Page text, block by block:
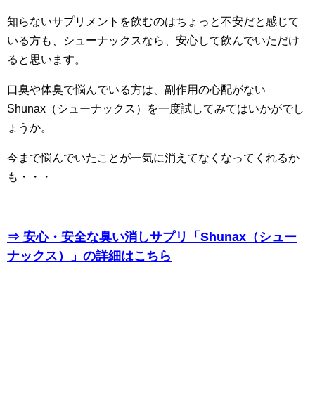
知らないサプリメントを飲むのはちょっと不安だと感じて
いる方も、シューナックスなら、安心して飲んでいただけ
ると思います。
口臭や体臭で悩んでいる方は、副作用の心配がない
Shunax（シューナックス）を一度試してみてはいかがでし
ょうか。
今まで悩んでいたことが一気に消えてなくなってくれるか
も・・・
⇒ 安心・安全な臭い消しサプリ「Shunax（シュー
ナックス）」の詳細はこちら